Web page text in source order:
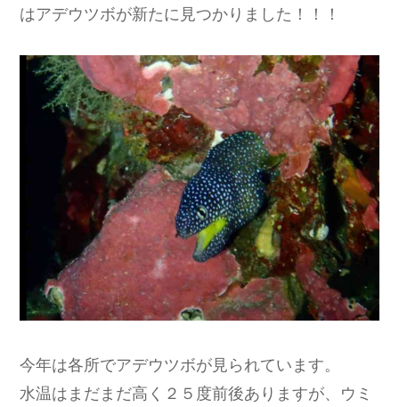
はアデウツボが新たに見つかりました！！！
今年は各所でアデウツボが見られています。
水温はまだまだ高く２５度前後ありますが、ウミ